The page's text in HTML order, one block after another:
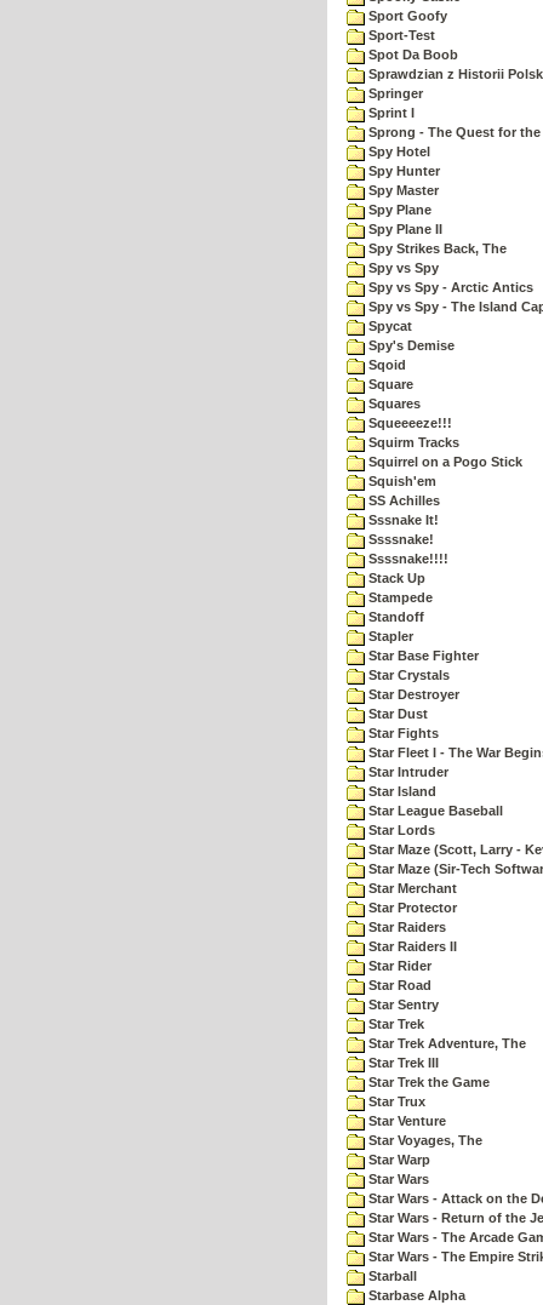
Sport Goofy
Sport-Test
Spot Da Boob
Sprawdzian z Historii
Springer
Sprint I
Sprong - The Quest for
Spy Hotel
Spy Hunter
Spy Master
Spy Plane
Spy Plane II
Spy Strikes Back, The
Spy vs Spy
Spy vs Spy - Arctic Antics
Spy vs Spy - The Island
Spycat
Spy's Demise
Sqoid
Square
Squares
Squeeeeze!!!
Squirm Tracks
Squirrel on a Pogo Stick
Squish'em
SS Achilles
Sssnake It!
Ssssnake!
Ssssnake!!!!
Stack Up
Stampede
Standoff
Stapler
Star Base Fighter
Star Crystals
Star Destroyer
Star Dust
Star Fights
Star Fleet I - The War
Star Intruder
Star Island
Star League Baseball
Star Lords
Star Maze (Scott, Larry -
Star Maze (Sir-Tech
Star Merchant
Star Protector
Star Raiders
Star Raiders II
Star Rider
Star Road
Star Sentry
Star Trek
Star Trek Adventure, The
Star Trek III
Star Trek the Game
Star Trux
Star Venture
Star Voyages, The
Star Warp
Star Wars
Star Wars - Attack on the
Star Wars - Return of the
Star Wars - The Arcade
Star Wars - The Empire
Starball
Starbase Alpha